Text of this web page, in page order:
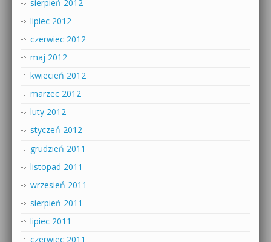
sierpień 2012
lipiec 2012
czerwiec 2012
maj 2012
kwiecień 2012
marzec 2012
luty 2012
styczeń 2012
grudzień 2011
listopad 2011
wrzesień 2011
sierpień 2011
lipiec 2011
czerwiec 2011